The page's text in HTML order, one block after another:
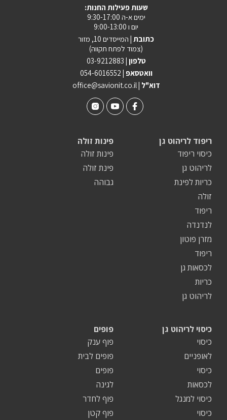
:שעות פעילות החנות
ימים א-ה 9:30-17:00
יום ו 9:00-13:00
כתובת | המייסדים 10, מזור
(צמוד לפתח תקווה)
טלפון | 03-9212883
וואטסאפ | 054-6016552
office@savionit.co.il | דוא"ל
פינות זולה
פינות זולה
פינת זולה
גבוהה
ריפוד לריהוט גן
כיסוי ריפוד
לריהוט גן
כריות לפינת
זולה
ריפוד
לנדנדה
מזרן פוטון
ריפוד
לכסאות גן
כריות
לריהוט גן
פופים
פוף ענק
פופים לבית
פופים
לגינה
פוף לחדר
פוף קטן
כיסוי לריהוט גן
כיסוי
לאופניים
כיסוי
לכסאות
כיסוי למנגל
כיסוי